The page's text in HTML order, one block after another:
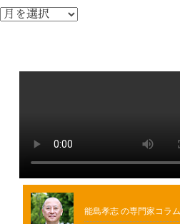
ア
ー